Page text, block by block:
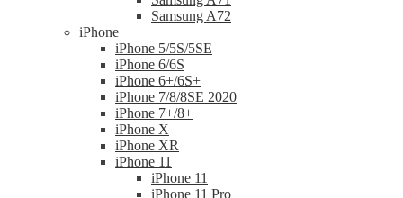
Samsung A72
iPhone
iPhone 5/5S/5SE
iPhone 6/6S
iPhone 6+/6S+
iPhone 7/8/8SE 2020
iPhone 7+/8+
iPhone X
iPhone XR
iPhone 11
iPhone 11
iPhone 11 Pro